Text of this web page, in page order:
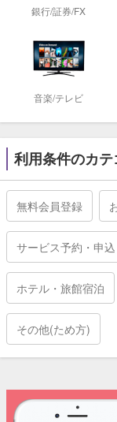
銀行/証券/FX
音楽/テレビ
利用条件のカ
無料会員登録
サービス予約・申込
ホテル・旅館宿泊
その他(ため方)